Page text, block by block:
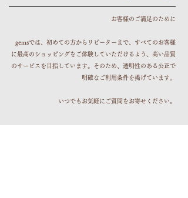
お客様のご満足のために
gemsでは、初めての方からリピーターまで、すべてのお客様
に最高のショッピングをご体験していただけるよう、高い品質
のサービスを目指しています。そのため、透明性のある公正で
明確なご利用条件を掲げています。
いつでもお気軽にご質問をお寄せください。